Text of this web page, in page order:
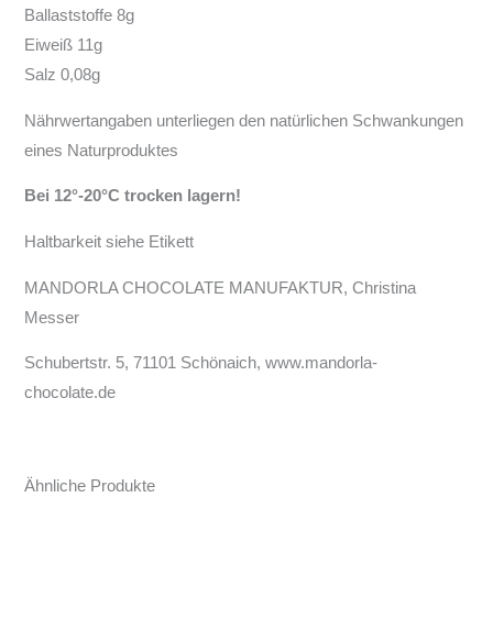
Ballaststoffe 8g
Eiweiß 11g
Salz 0,08g
Nährwertangaben unterliegen den natürlichen Schwankungen
eines Naturproduktes
Bei 12°-20°C trocken lagern!
Haltbarkeit siehe Etikett
MANDORLA CHOCOLATE MANUFAKTUR, Christina
Messer
Schubertstr. 5, 71101 Schönaich, www.mandorla-
chocolate.de
Ähnliche Produkte